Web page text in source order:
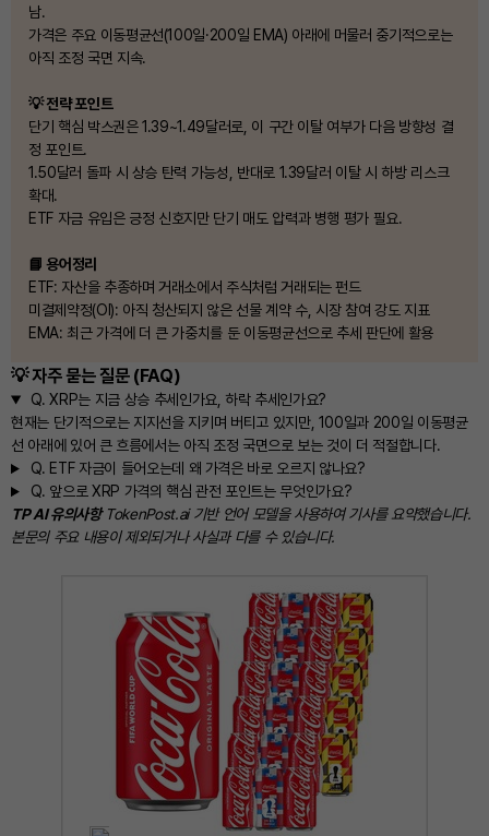
남.
가격은 주요 이동평균선(100일·200일 EMA) 아래에 머물러 중기적으로는
아직 조정 국면 지속.
💡 전략 포인트
단기 핵심 박스권은 1.39~1.49달러로, 이 구간 이탈 여부가 다음 방향성 결
정 포인트.
1.50달러 돌파 시 상승 탄력 가능성, 반대로 1.39달러 이탈 시 하방 리스크
확대.
ETF 자금 유입은 긍정 신호지만 단기 매도 압력과 병행 평가 필요.
📘 용어정리
ETF: 자산을 추종하며 거래소에서 주식처럼 거래되는 펀드
미결제약정(OI): 아직 청산되지 않은 선물 계약 수, 시장 참여 강도 지표
EMA: 최근 가격에 더 큰 가중치를 둔 이동평균선으로 추세 판단에 활용
💡 자주 묻는 질문 (FAQ)
Q. XRP는 지금 상승 추세인가요, 하락 추세인가요?
현재는 단기적으로는 지지선을 지키며 버티고 있지만, 100일과 200일 이동평균
선 아래에 있어 큰 흐름에서는 아직 조정 국면으로 보는 것이 더 적절합니다.
Q. ETF 자금이 들어오는데 왜 가격은 바로 오르지 않나요?
Q. 앞으로 XRP 가격의 핵심 관전 포인트는 무엇인가요?
TP AI 유의사항TokenPost.ai 기반 언어 모델을 사용하여 기사를 요약했습니다.
본문의 주요 내용이 제외되거나 사실과 다를 수 있습니다.